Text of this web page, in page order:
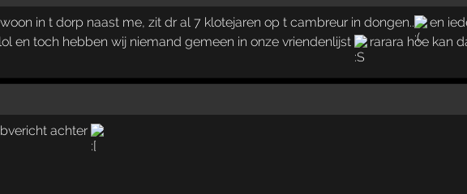
in t dorp naast me, zit dr al 7 klotejaren op t cambreur in dongen.. en
en toch hebben wij niemand gemeen in onze vriendenlijst
rarara hoe kan
achter